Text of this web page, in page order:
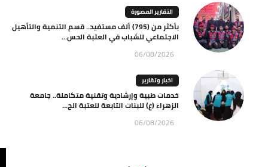
التقارير المصورة
بأكثر من (795) ألف مستفيد.. قسم التنمية والتأهيل
الاجتماعي للشباب في العتبة الحس...
06/08/2026
اخبار وتقارير
خدمات طبية وإرشادية وتقنية متكاملة.. جامعة
الزهراء (ع) للبنات التابعة للعتبة الح...
06/08/2026